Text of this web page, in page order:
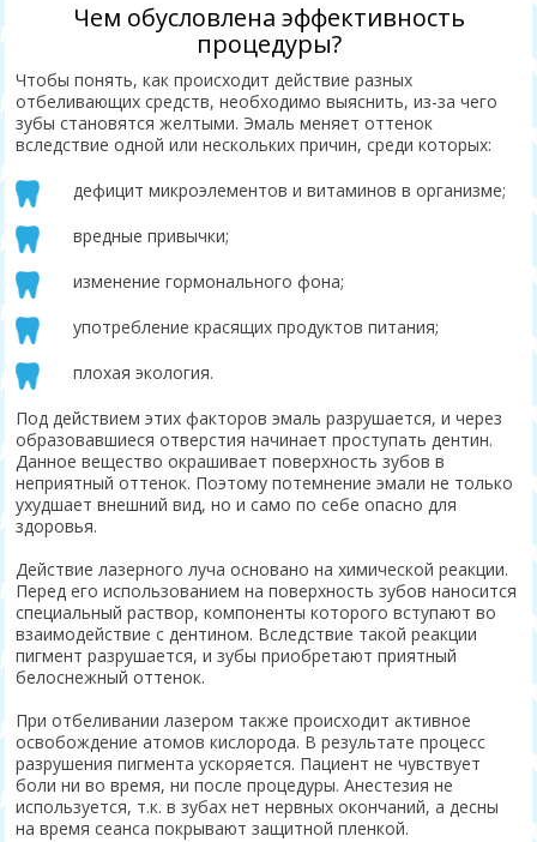
Чем обусловлена эффективность
процедуры?
Чтобы понять, как происходит действие разных
отбеливающих средств, необходимо выяснить, из-за чего
зубы становятся желтыми. Эмаль меняет оттенок
вследствие одной или нескольких причин, среди которых:
дефицит микроэлементов и витаминов в организме;
вредные привычки;
изменение гормонального фона;
употребление красящих продуктов питания;
плохая экология.
Под действием этих факторов эмаль разрушается, и через
образовавшиеся отверстия начинает проступать дентин.
Данное вещество окрашивает поверхность зубов в
неприятный оттенок. Поэтому потемнение эмали не только
ухудшает внешний вид, но и само по себе опасно для
здоровья.
Действие лазерного луча основано на химической реакции.
Перед его использованием на поверхность зубов наносится
специальный раствор, компоненты которого вступают во
взаимодействие с дентином. Вследствие такой реакции
пигмент разрушается, и зубы приобретают приятный
белоснежный оттенок.
При отбеливании лазером также происходит активное
освобождение атомов кислорода. В результате процесс
разрушения пигмента ускоряется. Пациент не чувствует
боли ни во время, ни после процедуры. Анестезия не
используется, т.к. в зубах нет нервных окончаний, а десны
на время сеанса покрывают защитной пленкой.